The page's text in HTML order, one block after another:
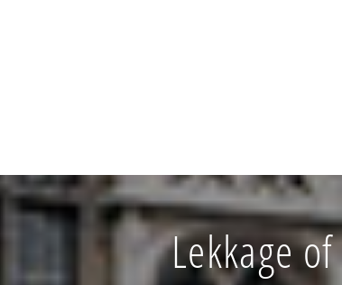
Lekkage